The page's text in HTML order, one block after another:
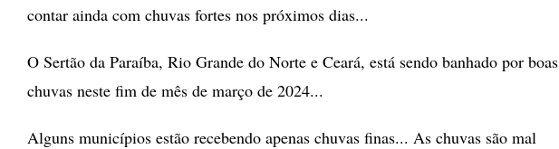
contar ainda com chuvas fortes nos próximos dias...
O Sertão da Paraíba, Rio Grande do Norte e Ceará, está sendo banhado por boas
chuvas neste fim de mês de março de 2024...
Alguns municípios estão recebendo apenas chuvas finas... As chuvas são mal